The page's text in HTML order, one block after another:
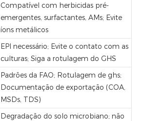
Compatível com herbicidas pré-
emergentes, surfactantes, AMs; Evite
íons metálicos
EPI necessário; Evite o contato com as
culturas; Siga a rotulagem do GHS
Padrões da FAO; Rotulagem de ghs;
Documentação de exportação (COA,
MSDs, TDS)
Degradação do solo microbiano; não